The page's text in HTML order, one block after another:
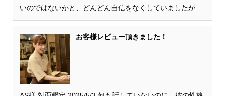
いのではないかと、どんどん自信をなくしていましたが...
お客様レビュー頂きました！